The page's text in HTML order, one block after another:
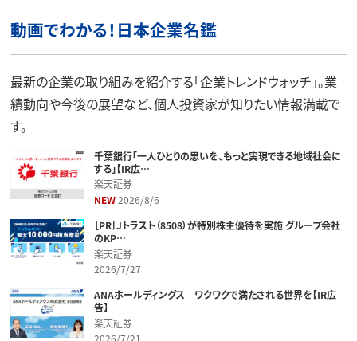
動画でわかる！日本企業名鑑
最新の企業の取り組みを紹介する「企業トレンドウォッチ」。業
績動向や今後の展望など、個人投資家が知りたい情報満載で
す。
千葉銀行「一人ひとりの思いを、もっと実現できる地域社会に
する」【IR広…
楽天証券
NEW2026/8/6
［PR］Jトラスト（8508）が特別株主優待を実施 グループ会社
のKP…
楽天証券
2026/7/27
ANAホールディングス ワクワクで満たされる世界を【IR広
告】
楽天証券